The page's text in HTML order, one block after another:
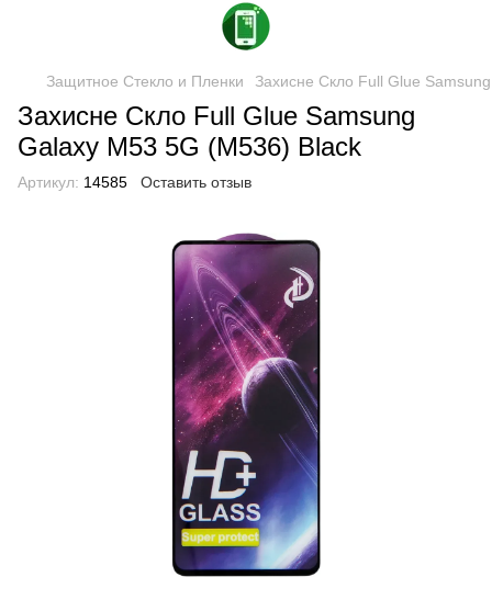
Защитное Стекло и Пленки Захисне Скло Full Glue
Захисне Скло Full Glue Samsung
Galaxy M53 5G (M536) Black
Артикул: 14585 Оставить отзыв